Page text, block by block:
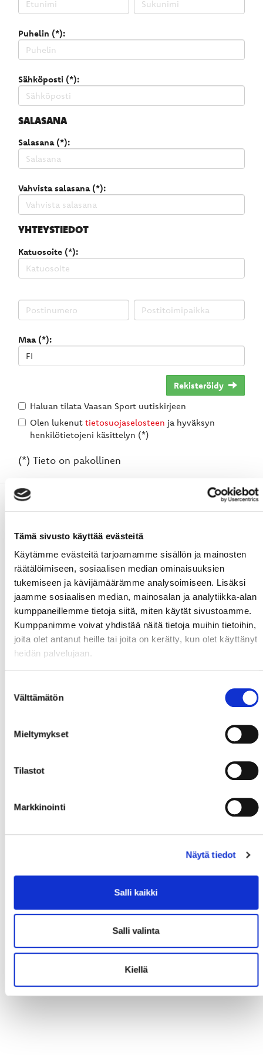
Tämä sivusto käyttää evästeitä
Käytämme evästeitä tarjoamamme sisällön ja mainosten
räätälöimiseen, sosiaalisen median ominaisuuksien
tukemiseen ja kävijämäärämme analysoimiseen. Lisäksi
jaamme sosiaalisen median, mainosalan ja analytiikka-alan
kumppaneillemme tietoja siitä, miten käytät sivustoamme.
Kumppanimme voivat yhdistää näitä tietoja muihin tietoihin,
joita olet antanut heille tai joita on kerätty, kun olet käyttänyt
heidän palvelujaan.
valinta
Välttämätön
Mieltymykset
Tilastot
Markkinointi
Näytä tiedot
Salli kaikki
Salli valinta
Kiellä
Puhelin (*):
Sähköposti (*):
SALASANA
Salasana (*):
Vahvista salasana (*):
YHTEYSTIEDOT
Katuosoite (*):
Maa (*):
Rekisteröidy
Haluan tilata Vaasan Sport uutiskirjeen
Olen lukenut tietosuojaselosteen ja hyväksyn
henkilötietojeni käsittelyn (*)
(*) Tieto on pakollinen